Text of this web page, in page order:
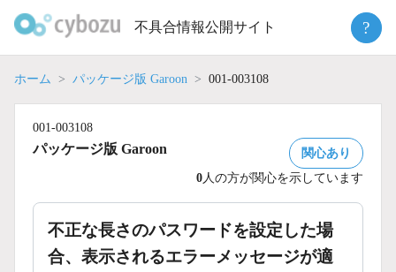
不具合情報公開サイト ?
ホーム パッケージ版 Garoon 001-003108
001-003108
パッケージ版 Garoon
関心あり
0 人の方が関心を示しています
不正な長さのパスワードを設定した場
合、表示されるエラーメッセージが適